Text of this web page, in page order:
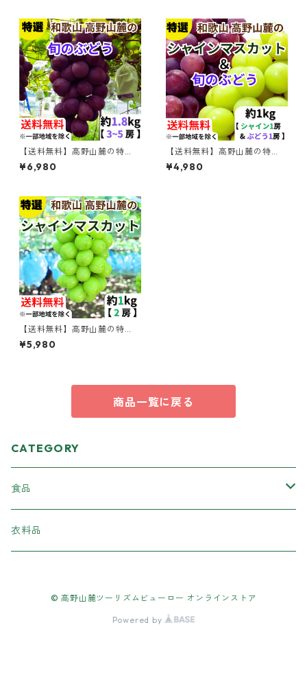
【送料無料】高野山麓の特
選 旬のぶどう 約1.8kg 【和
歌山ぶどう】
¥6,980
【送料無料】高野山麓の特
選 シャインマスカット＆旬
のぶどう セット 約1kg 【和歌
¥4,980
【送料無料】高野山麓の特
選 シャインマスカット 約１k
g 【和歌山ぶどう】
¥5,980
商品一覧に戻る
CATEGORY
食品
加工食品
衣料品
© 高野山麓ツーリズムビューロー オンラインストア
Powered by